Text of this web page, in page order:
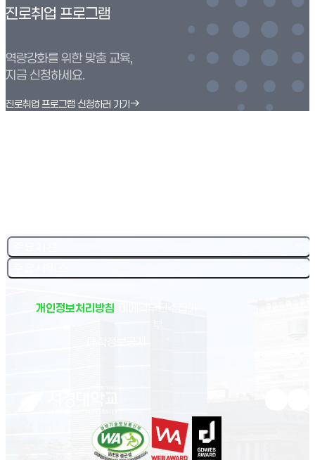
진로취업 프로그램
역량강화를 위한 맞춤 교육,
지금 신청하세요.
진로취업 프로그램 신청하러 가기
(새 창 열림)
개인정보처리방침